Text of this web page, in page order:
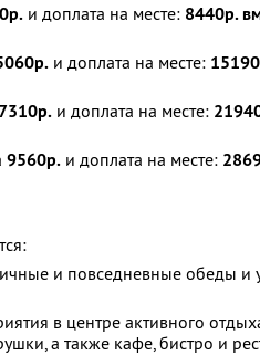
и доплата на месте: 8440р.
и доплата на месте:
7310р. и доплата на месте:
9560р. и доплата на месте:
и повседневные обеды и
в центре активного
а также кафе, бистро и